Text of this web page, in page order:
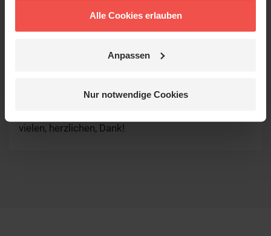
Alle Cookies erlauben
Anpassen
Nur notwendige Cookies
geben ausschließlich die persönliche Meinung der jeweiligen
Verfasser wieder. Der ERF übernimmt keine Gewähr für die
29.09.2022, 11:41 Uhr
vielen, herzlichen, Dank!